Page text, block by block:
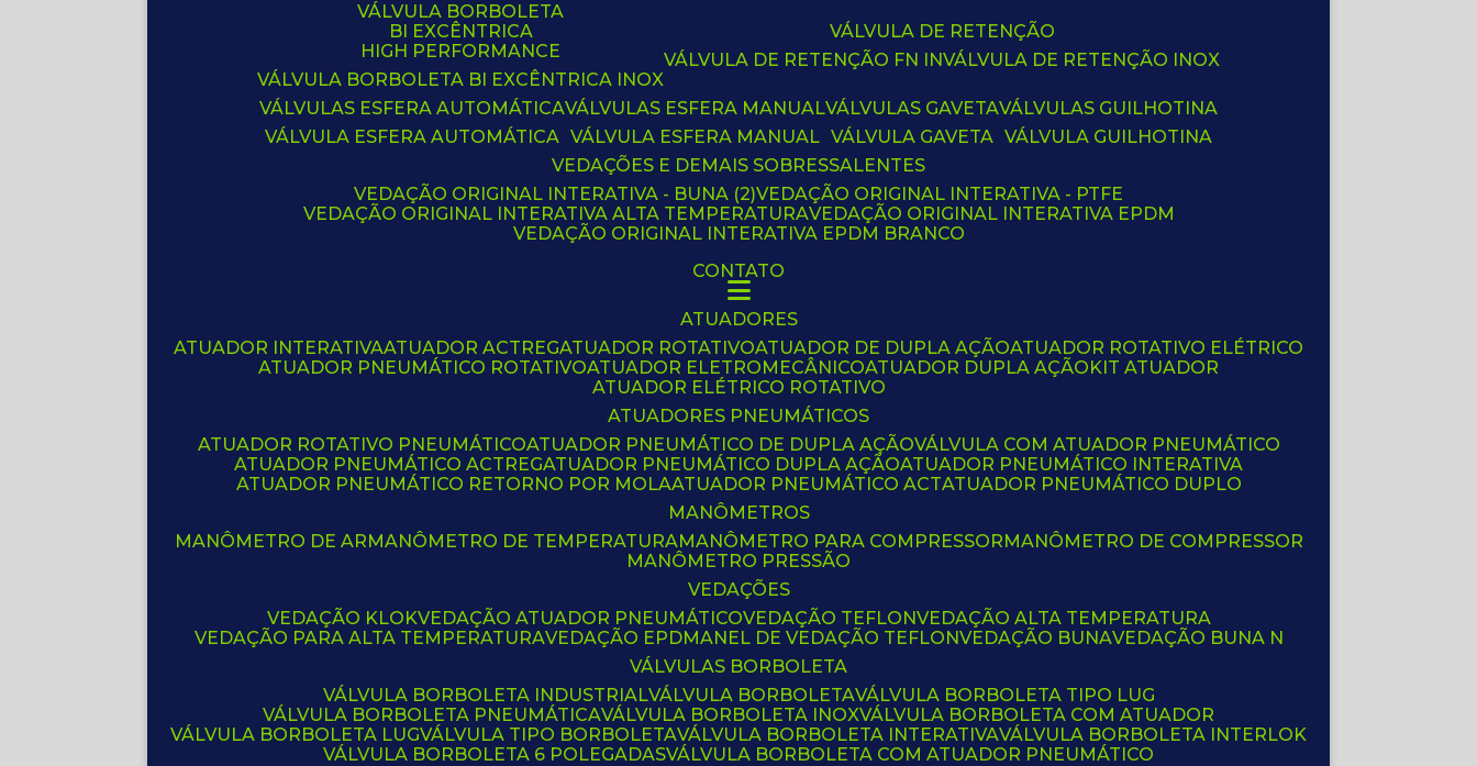
VÁLVULA BORBOLETA
BI EXCÊNTRICA
HIGH PERFORMANCE
VÁLVULA BORBOLETA BI EXCÊNTRICA INOX
VÁLVULA DE RETENÇÃO
VÁLVULA DE RETENÇÃO FN IN VÁLVULA DE RETENÇÃO INOX
VÁLVULAS ESFERA AUTOMÁTICA
VÁLVULA ESFERA AUTOMÁTICA
VÁLVULAS ESFERA MANUAL
VÁLVULA ESFERA MANUAL
VÁLVULAS GAVETA
VÁLVULA GAVETA
VÁLVULAS GUILHOTINA
VÁLVULA GUILHOTINA
VEDAÇÕES E DEMAIS SOBRESSALENTES
VEDAÇÃO ORIGINAL INTERATIVA - BUNA (2)
VEDAÇÃO ORIGINAL INTERATIVA - PTFE
VEDAÇÃO ORIGINAL INTERATIVA ALTA TEMPERATURA VEDAÇÃO ORIGINAL INTERATIVA EPDM
VEDAÇÃO ORIGINAL INTERATIVA EPDM BRANCO
CONTATO
ATUADORES
ATUADOR INTERATIVA ATUADOR ACTREG ATUADOR ROTATIVO ATUADOR DE DUPLA AÇÃO
ATUADOR ROTATIVO ELÉTRICO
ATUADOR PNEUMÁTICO ROTATIVO
ATUADOR ELETROMECÂNICO ATUADOR DUPLA AÇÃO
KIT ATUADOR
ATUADOR ELÉTRICO ROTATIVO
ATUADORES PNEUMÁTICOS
ATUADOR ROTATIVO PNEUMÁTICO
ATUADOR PNEUMÁTICO DE DUPLA AÇÃO VÁLVULA COM ATUADOR PNEUMÁTICO
ATUADOR PNEUMÁTICO ACTREG
ATUADOR PNEUMÁTICO DUPLA AÇÃO
ATUADOR PNEUMÁTICO INTERATIVA
ATUADOR PNEUMÁTICO RETORNO POR MOLA ATUADOR PNEUMÁTICO ACT
ATUADOR PNEUMÁTICO DUPLO
MANÔMETROS
MANÔMETRO DE AR
MANÔMETRO DE TEMPERATURA MANÔMETRO PARA COMPRESSOR
MANÔMETRO DE COMPRESSOR
MANÔMETRO PRESSÃO
VEDAÇÕES
VEDAÇÃO KLOK VEDAÇÃO ATUADOR PNEUMÁTICO VEDAÇÃO TEFLON
VEDAÇÃO ALTA TEMPERATURA
VEDAÇÃO PARA ALTA TEMPERATURA VEDAÇÃO EPDM ANEL DE VEDAÇÃO TEFLON VEDAÇÃO BUNA VEDAÇÃO BUNA N
VÁLVULAS BORBOLETA
VÁLVULA BORBOLETA INDUSTRIAL VÁLVULA BORBOLETA VÁLVULA BORBOLETA TIPO LUG
VÁLVULA BORBOLETA PNEUMÁTICA VÁLVULA BORBOLETA INOX VÁLVULA BORBOLETA COM ATUADOR
VÁLVULA BORBOLETA LUG VÁLVULA TIPO BORBOLETA VÁLVULA BORBOLETA INTERATIVA VÁLVULA BORBOLETA INTERLOK
VÁLVULA BORBOLETA 6 POLEGADAS VÁLVULA BORBOLETA COM ATUADOR PNEUMÁTICO